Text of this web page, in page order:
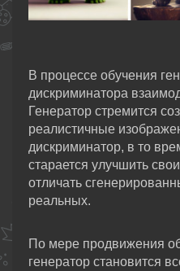
В процессе обучения
дискриминатора
Генератор стремится
реалистичные
дискриминатор, в то
старается улучшить
отличать
реальных.
По мере продвижения
генератор становится